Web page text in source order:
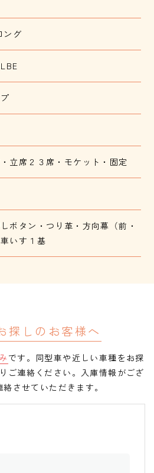
ング
立席２３席・モケット・固定
ボタン・つり革・方向幕（前・
いす１基
探しのお客様へ
です。 同型車や近しい車種をお探
ご連絡ください。 入庫情報がござ
させていただきます。